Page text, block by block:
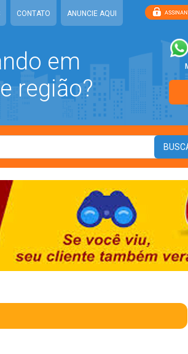
CONTATO ANUNCIE AQUI
em
região?